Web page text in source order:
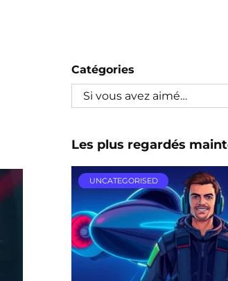
Catégories
Les plus regardés
UNCATEGORISED